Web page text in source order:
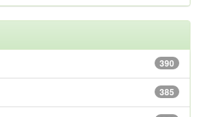
390
385